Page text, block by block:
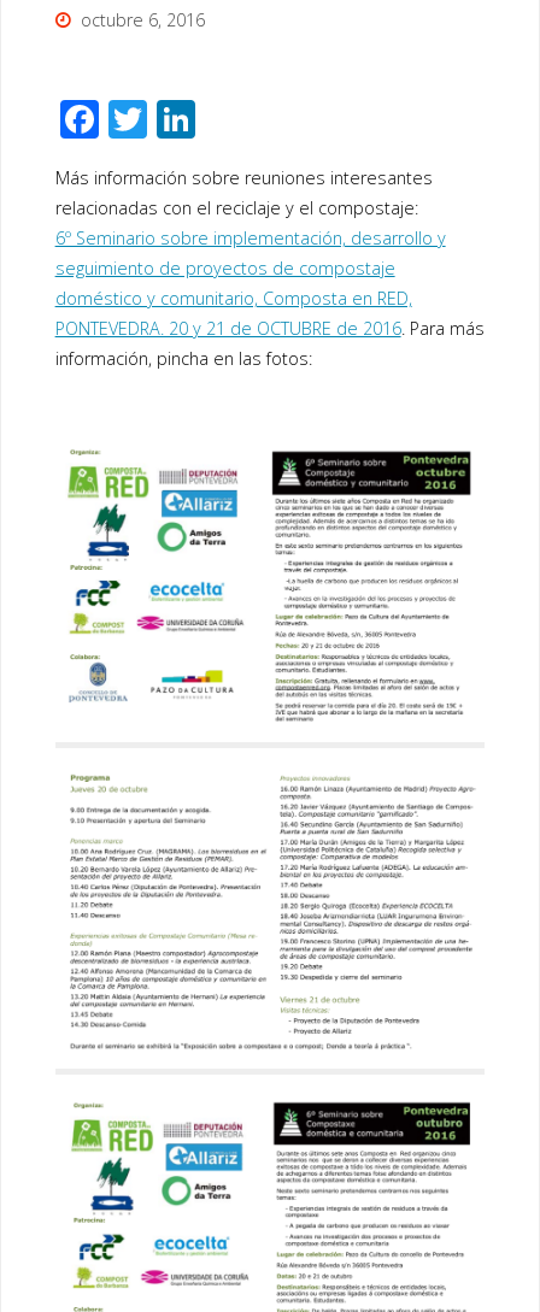
octubre 6, 2016
F
ac
e
b
o
o
k
T
wi
tt
er
Li
n
k
e
dI
n
Más información sobre reuniones interesantes
relacionadas con el reciclaje y el compostaje:
6º Seminario sobre implementación, desarrollo y
seguimiento de proyectos de compostaje
doméstico y comunitario, Composta en RED,
PONTEVEDRA. 20 y 21 de OCTUBRE de 2016. Para más
información, pincha en las fotos: